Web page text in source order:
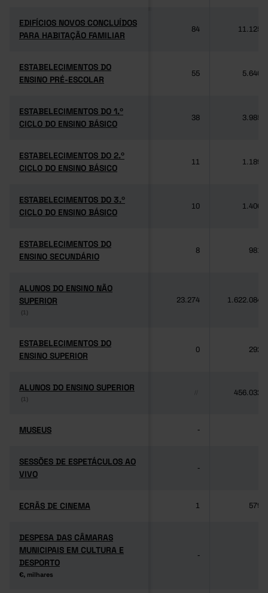
EDIFÍCIOS NOVOS CONCLUÍDOS
PARA HABITAÇÃO FAMILIAR
EDIFÍCIOS NOVOS CONCLUÍDOS
PARA HABITAÇÃO FAMILIAR
84 11.125
ESTABELECIMENTOS DO
ENSINO PRÉ-ESCOLAR
ESTABELECIMENTOS DO
ENSINO PRÉ-ESCOLAR
55 5.640
ESTABELECIMENTOS DO 1.º
CICLO DO ENSINO BÁSICO
ESTABELECIMENTOS DO 1.º
CICLO DO ENSINO BÁSICO
38 3.985
ESTABELECIMENTOS DO 2.º
CICLO DO ENSINO BÁSICO
ESTABELECIMENTOS DO 2.º
CICLO DO ENSINO BÁSICO
11 1.189
ESTABELECIMENTOS DO 3.º
CICLO DO ENSINO BÁSICO
ESTABELECIMENTOS DO 3.º
CICLO DO ENSINO BÁSICO
10 1.406
ESTABELECIMENTOS DO
ENSINO SECUNDÁRIO
ESTABELECIMENTOS DO
ENSINO SECUNDÁRIO
8 981
ALUNOS DO ENSINO NÃO
SUPERIOR
(1)
ALUNOS DO ENSINO NÃO
SUPERIOR
(1)
23.274 1.622.084
ESTABELECIMENTOS DO
ENSINO SUPERIOR
ESTABELECIMENTOS DO
ENSINO SUPERIOR
0 292
ALUNOS DO ENSINO SUPERIOR
(1)
ALUNOS DO ENSINO SUPERIOR
(1)
456.032
MUSEUS
MUSEUS -
SESSÕES DE ESPETÁCULOS AO
VIVO
SESSÕES DE ESPETÁCULOS AO
VIVO
-
ECRÃS DE CINEMA
ECRÃS DE CINEMA 1 579
DESPESA DAS CÂMARAS
MUNICIPAIS EM CULTURA E
DESPORTO
€, milhares
DESPESA DAS CÂMARAS
MUNICIPAIS EM CULTURA E
DESPORTO
€, milhares
-